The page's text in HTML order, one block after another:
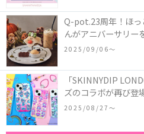
Q-pot.23周年！ほっ
んがアニバーサリ
ーキアクセサリー」
「かぼちゃのオバ
2025/09/06〜
「SKINNYDIP
ズのコラボが再び登
作コレクションを発
2025/08/27〜